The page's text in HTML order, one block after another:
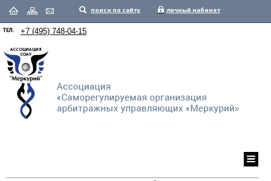
поиск по сайту личный кабинет
ТЕЛ. +7 (495) 748-04-15